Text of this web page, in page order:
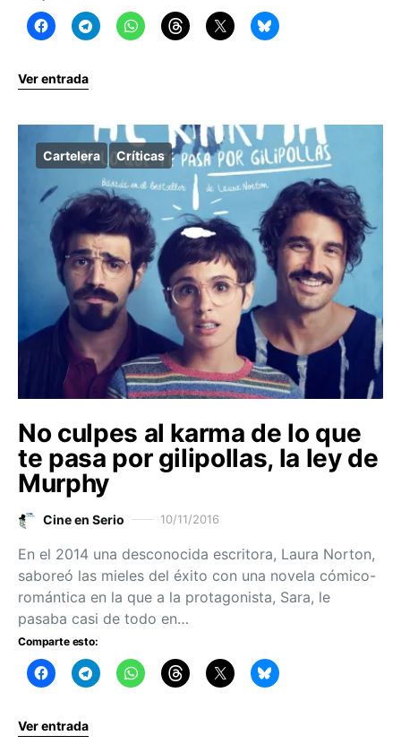
Ver entrada
Cartelera Críticas
No culpes al karma de lo que
te pasa por gilipollas, la ley de
Murphy
Cine en Serio 10/11/2016
En el 2014 una desconocida escritora, Laura Norton,
saboreó las mieles del éxito con una novela cómico-
romántica en la que a la protagonista, Sara, le
pasaba casi de todo en…
Comparte esto:
Ver entrada